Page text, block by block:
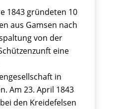
1843 gründeten 10
aus Gamsen nach
von der
eine
in
Am 23. April 1843
den Kreidefelsen